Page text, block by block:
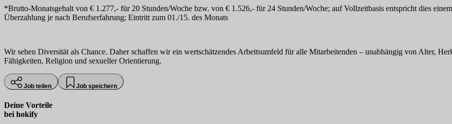
*Brutto-Monatsgehalt von € 1.277,- für 20 Stunden/Woche bzw. von € 1.526,- für 24 Stunden/Woche; auf Vollzeitbasis entspricht dies
Überzahlung je nach Berufserfahrung; Eintritt zum 01./15. des Monats
Wir sehen Diversität als Chance. Daher schaffen wir ein wertschätzendes Arbeitsumfeld für alle Mitarbeitenden – unabhängig von Alter,
Fähigkeiten, Religion und sexueller Orientierung.
Job teilen Job speichern
Deine Vorteile
bei hokify